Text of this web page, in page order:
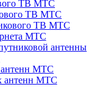
ТВ МТС
ТВ МТС
ТВ МТС
МТС
антенны
антенн МТС
антенн МТС